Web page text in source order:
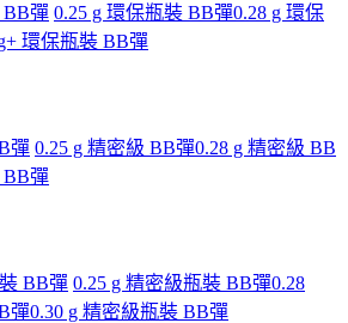
BB彈 0.25 g 環保瓶裝 BB彈0.28 g 環保
環保瓶裝 BB彈
彈 0.25 g 精密級 BB彈0.28 g 精密級 BB
BB彈
BB彈 0.25 g 精密級瓶裝 BB彈0.28
彈0.30 g 精密級瓶裝 BB彈